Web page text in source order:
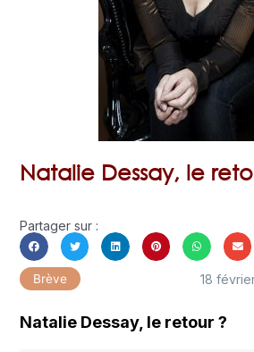
Natalie Dessay, le
Partager sur :
Brève 18
Natalie Dessay, le retour ?